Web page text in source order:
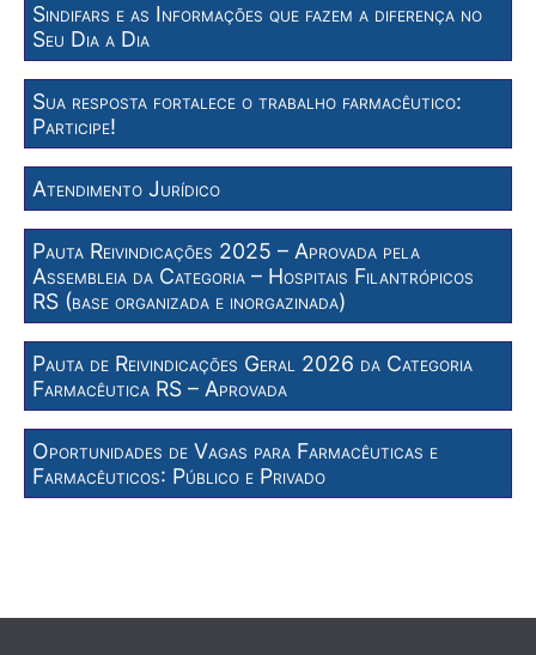
Sindifars e as Informações que fazem a diferença no
Seu Dia a Dia
Sua resposta fortalece o trabalho farmacêutico:
Participe!
Atendimento Jurídico
Pauta Reivindicações 2025 – Aprovada pela
Assembleia da Categoria – Hospitais Filantrópicos
RS (base organizada e inorgazinada)
Pauta de Reivindicações Geral 2026 da Categoria
Farmacêutica RS – Aprovada
Oportunidades de Vagas para Farmacêuticas e
Farmacêuticos: Público e Privado